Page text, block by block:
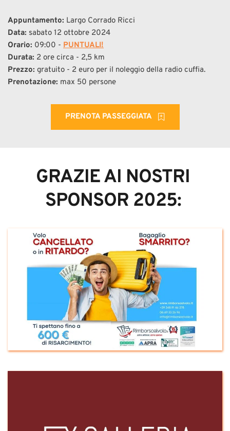
Appuntamento: Largo Corrado Ricci
Data: sabato 12 ottobre 2024
Orario: 09:00 - PUNTUALI!
Durata: 2 ore circa - 2,5 km
Prezzo: gratuito - 2 euro per il noleggio della radio cuffia.
Prenotazione: max 50 persone
PRENOTA PASSEGGIATA
GRAZIE AI NOSTRI
SPONSOR 2025: